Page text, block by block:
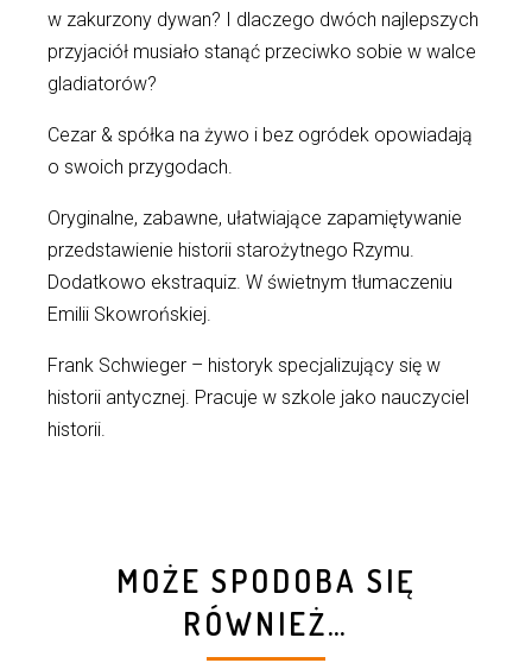
w zakurzony dywan? I dlaczego dwóch najlepszych
przyjaciół musiało stanąć przeciwko sobie w walce
gladiatorów?
Cezar & spółka na żywo i bez ogródek opowiadają
o swoich przygodach.
Oryginalne, zabawne, ułatwiające zapamiętywanie
przedstawienie historii starożytnego Rzymu.
Dodatkowo ekstraquiz. W świetnym tłumaczeniu
Emilii Skowrońskiej.
Frank Schwieger – historyk specjalizujący się w
historii antycznej. Pracuje w szkole jako nauczyciel
historii.
MOŻE SPODOBA SIĘ
RÓWNIEŻ…